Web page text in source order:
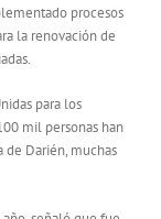
procesos
la renovación de
para los
mil personas han
de Darién, muchas